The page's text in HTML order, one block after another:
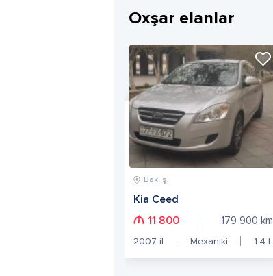
Oxşar elanlar
Bakı ş.
Kia Ceed
11 800
179 900 km
2007 il Mexaniki 1.4 L